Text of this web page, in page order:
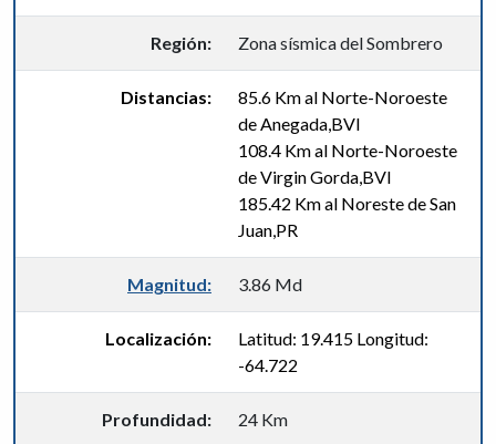
Región: Zona sísmica del Sombrero
Distancias:
85.6 Km al Norte-Noroeste
de Anegada,BVI
108.4 Km al Norte-Noroeste
de Virgin Gorda,BVI
185.42 Km al Noreste de San
Juan,PR
Magnitud: 3.86 Md
Localización:
Latitud: 19.415 Longitud:
-64.722
Profundidad: 24 Km